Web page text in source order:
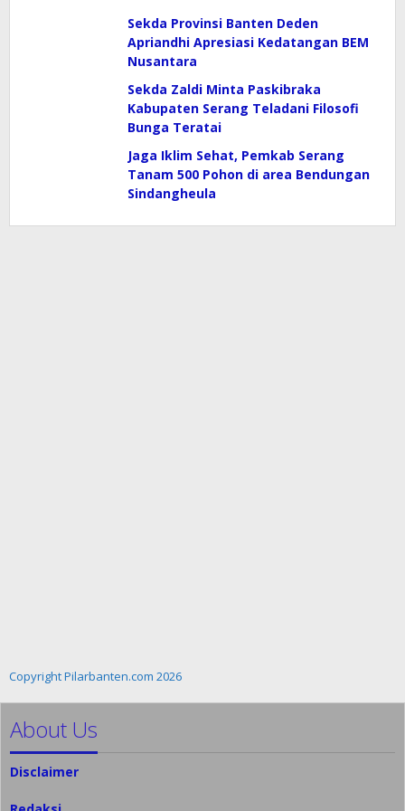
Sekda Provinsi Banten Deden
Apriandhi Apresiasi Kedatangan BEM
Nusantara
Sekda Zaldi Minta Paskibraka
Kabupaten Serang Teladani Filosofi
Bunga Teratai
Jaga Iklim Sehat, Pemkab Serang
Tanam 500 Pohon di area Bendungan
Sindangheula
Copyright Pilarbanten.com 2026
About Us
Disclaimer